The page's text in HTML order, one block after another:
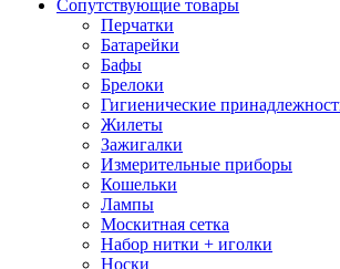
Сопутствующие товары
Перчатки
Батарейки
Бафы
Брелоки
Гигиенические
Жилеты
Зажигалки
Измерительные приборы
Кошельки
Лампы
Москитная сетка
Набор нитки + иголки
Носки